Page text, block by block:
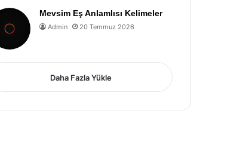
Mevsim Eş Anlamlısı Kelimeler
Admin 20 Temmuz 2026
Daha Fazla Yükle